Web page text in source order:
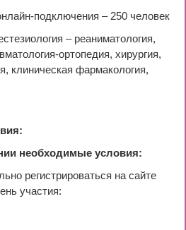
подключения – 250 человек
– реаниматология,
ортопедия, хирургия,
клиническая фармакология,
необходимые условия:
регистрироваться на сайте
участия: